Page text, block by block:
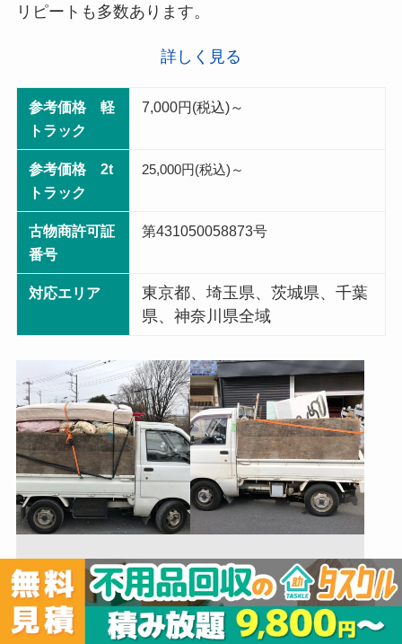
リピートも多数あります。
詳しく見る
参考価格 軽
トラック
7,000円(税込)～
参考価格 2t
トラック
25,000円(税込)～
古物商許可証
番号
第431050058873号
対応エリア
東京都、埼玉県、茨城県、千葉
県、神奈川県全域